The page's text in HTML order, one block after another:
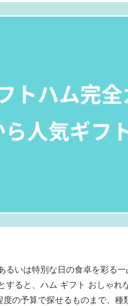
るいは特別な日の食卓を彩る
すると、ハム ギフト おしゃれ
の予算で探せるものまで、